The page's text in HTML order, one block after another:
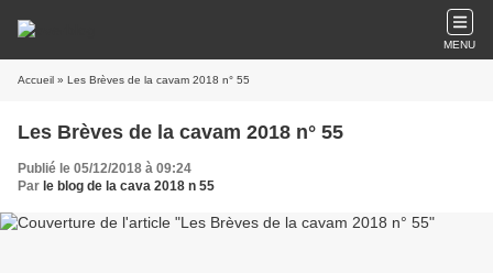
MENU
Accueil » Les Brèves de la cavam 2018 n° 55
Les Brèves de la cavam 2018 n° 55
Publié le 05/12/2018 à 09:24
Par le blog de la cava 2018 n 55